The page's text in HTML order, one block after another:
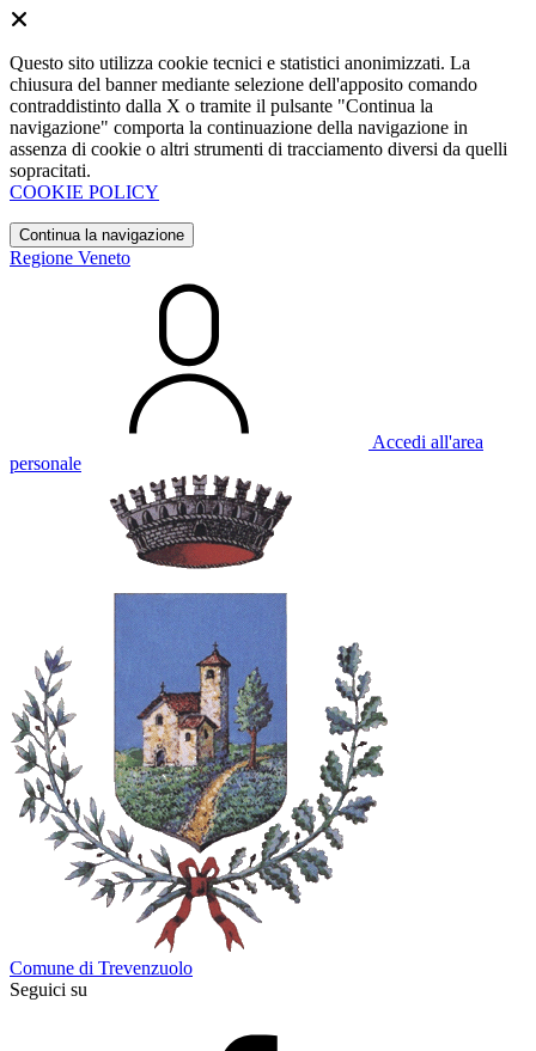
Questo sito utilizza cookie tecnici e statistici anonimizzati. La
chiusura del banner mediante selezione dell'apposito comando
contraddistinto dalla X o tramite il pulsante "Continua la
navigazione" comporta la continuazione della navigazione in
assenza di cookie o altri strumenti di tracciamento diversi da quelli
sopracitati.
COOKIE POLICY
Continua la navigazione
Regione Veneto
Accedi all'area
personale
Comune di Trevenzuolo
Seguici su